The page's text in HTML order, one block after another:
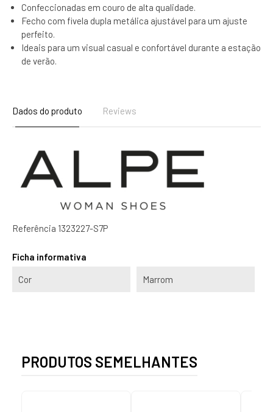
Confeccionadas em couro de alta qualidade.
Fecho com fivela dupla metálica ajustável para um ajuste
perfeito.
Ideais para um visual casual e confortável durante a estação
de verão.
Dados do produto Reviews
Referência 1323227-S7P
Ficha informativa
Cor Marrom
PRODUTOS SEMELHANTES